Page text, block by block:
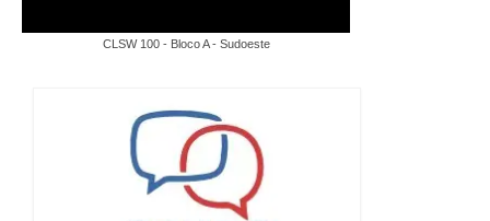
CLSW 100 - Bloco A - Sudoeste